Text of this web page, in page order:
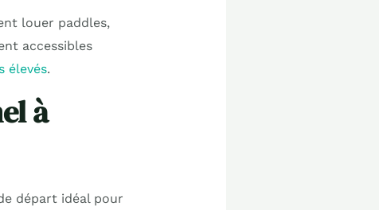
louer paddles,
accessibles
élevés.
à
départ idéal pour